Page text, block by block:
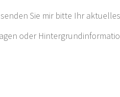
Sie mir bitte Ihr
oder